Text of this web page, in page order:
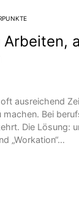
Arbeiten,
ausreichend
machen. Bei
Die Lösung:
„Workation“…